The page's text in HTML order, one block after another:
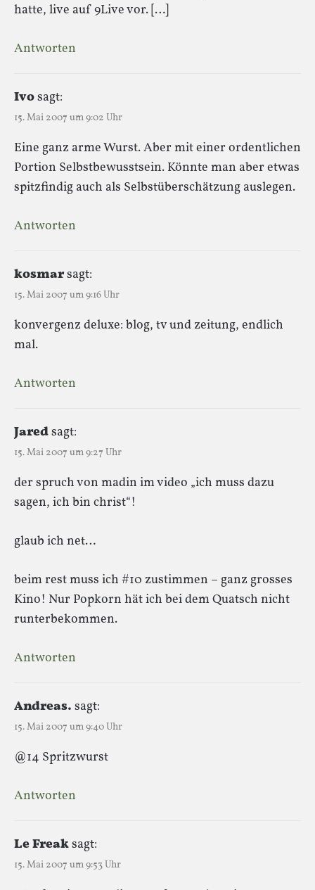
hatte, live auf 9Live vor. […]
Antworten
Ivosagt:
15. Mai 2007 um 9:02 Uhr
Eine ganz arme Wurst. Aber mit einer ordentlichen
Portion Selbstbewusstsein. Könnte man aber etwas
spitzfindig auch als Selbstüberschätzung auslegen.
Antworten
kosmarsagt:
15. Mai 2007 um 9:16 Uhr
konvergenz deluxe: blog, tv und zeitung, endlich
mal.
Antworten
Jaredsagt:
15. Mai 2007 um 9:27 Uhr
der spruch von madin im video „ich muss dazu
sagen, ich bin christ“!
glaub ich net…
beim rest muss ich #10 zustimmen – ganz grosses
Kino! Nur Popkorn hät ich bei dem Quatsch nicht
runterbekommen.
Antworten
Andreas. sagt:
15. Mai 2007 um 9:40 Uhr
@14 Spritzwurst
Antworten
Le Freaksagt:
15. Mai 2007 um 9:53 Uhr